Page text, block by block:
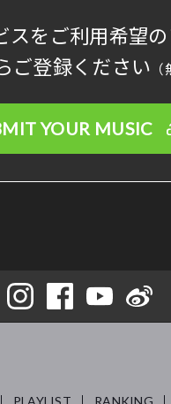
スをご利用希望
ご登録ください
YOUR MUSIC
PLAYLIST RANKING